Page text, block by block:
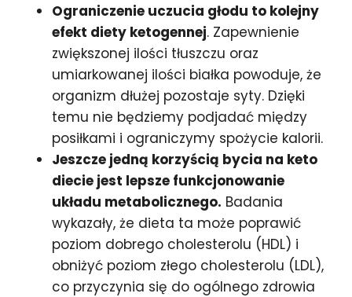
Ograniczenie uczucia głodu to kolejny
efekt diety ketogennej. Zapewnienie
zwiększonej ilości tłuszczu oraz
umiarkowanej ilości białka powoduje, że
organizm dłużej pozostaje syty. Dzięki
temu nie będziemy podjadać między
posiłkami i ograniczymy spożycie kalorii.
Jeszcze jedną korzyścią bycia na keto
diecie jest lepsze funkcjonowanie
układu metabolicznego. Badania
wykazały, że dieta ta może poprawić
poziom dobrego cholesterolu (HDL) i
obniżyć poziom złego cholesterolu (LDL),
co przyczynia się do ogólnego zdrowia